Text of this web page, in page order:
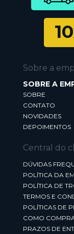
Sobre a
SOBRE A
SOBRE
CONTATO
NOVIDADES
DEPOIMENTOS
Central do
DÚVIDAS
POLÍTICA DA
POLÍTICA DE
TERMOS E
POLÍTICAS DE
COMO
PRAZOS DE